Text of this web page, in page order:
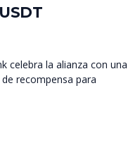
celebra la alianza con una
recompensa para